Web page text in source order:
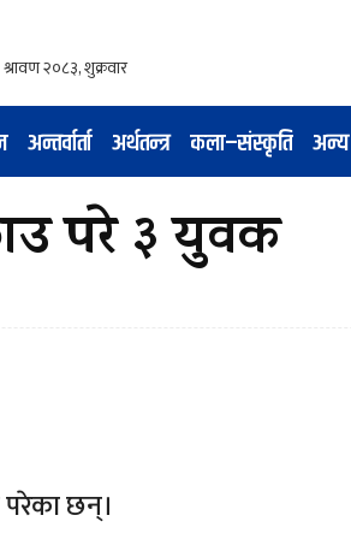
अन्तर्वार्ता अर्थतन्त्र कला–संस्कृति अन्य
परे ३ युवक
छन्।